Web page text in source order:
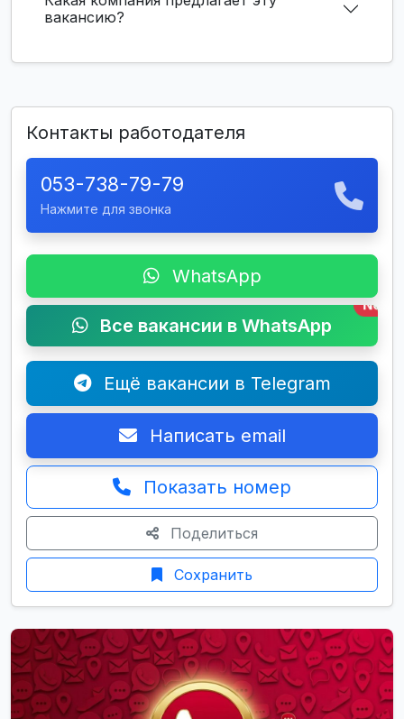
вакансию?
Контакты работодателя
053-738-79-79
Нажмите для звонка
WhatsApp
Все вакансии в WhatsApp
New
Ещё вакансии в Telegram
Написать email
Показать номер
Поделиться
Сохранить